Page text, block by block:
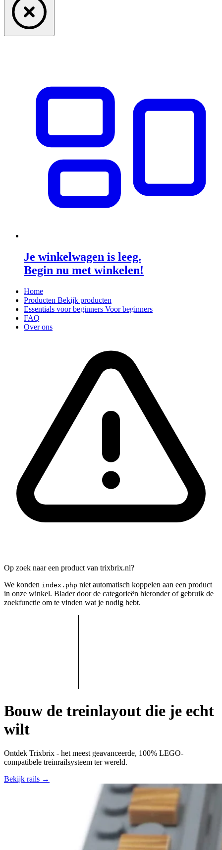
Je winkelwagen is leeg.
Begin nu met winkelen!
Home
Producten Bekijk producten
Essentials voor beginners Voor beginners
FAQ
Over ons
Op zoek naar een product van trixbrix.nl?
We konden index.php niet automatisch koppelen aan een product
in onze winkel. Blader door de categorieën hieronder of gebruik de
zoekfunctie om te vinden wat je nodig hebt.
Bouw de treinlayout die je echt
wilt
Ontdek Trixbrix - hetmeest geavanceerde, 100% LEGO-
compatibele treinrailsysteem ter wereld.
Bekijk rails →